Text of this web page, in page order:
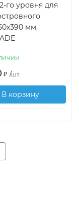
го уровня для
мм,
₽ /шт.
В корзину